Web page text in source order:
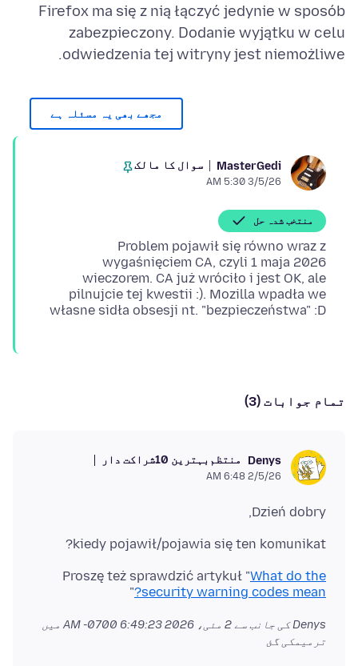
Firefox ma się z nią łączyć jedynie w sposób
zabezpieczony. Dodanie wyjątku w celu
odwiedzenia tej witryny jest niemożliwe.
مجھے بھی یہ مسئلہ ہے
MasterGedi سوال کا مالک
3/5/26 5:30 AM
منتخب شدہ حل
Problem pojawił się równo wraz z
wygaśnięciem CA, czyli 1 maja 2026
wieczorem. CA już wróciło i jest OK, ale
pilnujcie tej kwestii :). Mozilla wpadła we
własne sidła obsesji nt. "bezpieczeństwa" :D
تمام جوابات (3)
Denys منتظم بہترین 10شراکت دار
2/5/26 6:48 AM
Dzień dobry,
kiedy pojawił/pojawia się ten komunikat?
Proszę też sprawdzić artykuł "What do the
security warning codes mean?
"
Denys کی جانب سے 2 مئی، 2026 6:49:23 AM -0700
میں
ترمیمکی گئ